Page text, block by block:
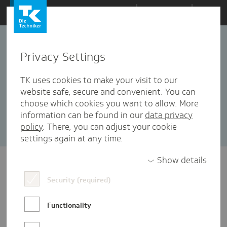
Zum
Inhalt
springen
Soziales Engagement
1 Artikel in dieser Kategorie enthalten
Sortieren nach: Datum Popularität
Privacy Settings
TK uses cookies to make your visit to our
website safe, secure and convenient. You can
choose which cookies you want to allow. More
information can be found in our data privacy
policy. There, you can adjust your cookie
settings again at any time.
Show details
Security (required)
Functionality